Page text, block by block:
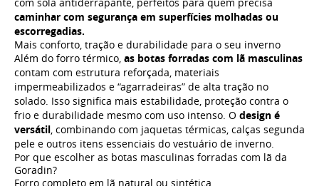
caminhar com segurança em superfícies molhadas ou
escorregadias.
Mais conforto, tração e durabilidade para o seu inverno
Além do forro térmico, as botas forradas com lã masculinas
contam com estrutura reforçada, materiais
impermeabilizados e “agarradeiras” de alta tração no
solado. Isso significa mais estabilidade, proteção contra o
frio e durabilidade mesmo com uso intenso. O design é
versátil, combinando com jaquetas térmicas, calças segunda
pele e outros itens essenciais do vestuário de inverno.
Por que escolher as botas masculinas forradas com lã da
Goradin?
Forro completo em lã natural ou sintética